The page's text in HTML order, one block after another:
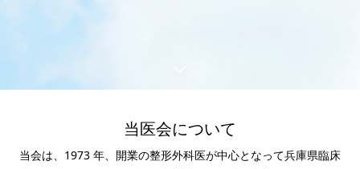
当医会について
当会は、1973 年、開業の整形外科医が中心となって兵庫県臨床